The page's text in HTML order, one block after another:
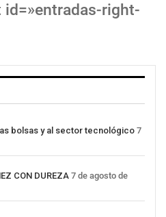
id=»entradas-right-
bolsas y al sector tecnológico 7
CON DUREZA 7 de agosto de